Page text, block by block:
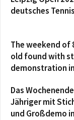
deutsches
The weekend of
old found with
demonstration
Das
Jähriger mit
und Großdemo